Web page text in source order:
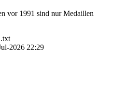
vor 1991 sind nur Medaillen
2026 22:29